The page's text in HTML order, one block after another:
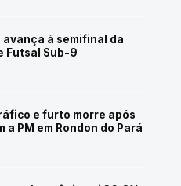
avança à semifinal da
Futsal Sub-9
e furto morre após
a PM em Rondon do Pará